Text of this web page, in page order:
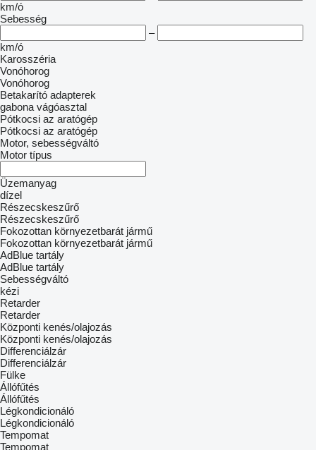
km/ó
Sebesség
–
km/ó
Karosszéria
Vonóhorog
Vonóhorog
Betakarító adapterek
gabona vágóasztal
Pótkocsi az aratógép
Pótkocsi az aratógép
Motor, sebességváltó
Motor típus
Üzemanyag
dízel
Részecskeszűrő
Részecskeszűrő
Fokozottan környezetbarát jármű
Fokozottan környezetbarát jármű
AdBlue tartály
AdBlue tartály
Sebességváltó
kézi
Retarder
Retarder
Központi kenés/olajozás
Központi kenés/olajozás
Differenciálzár
Differenciálzár
Fülke
Állófűtés
Állófűtés
Légkondicionáló
Légkondicionáló
Tempomat
Tempomat